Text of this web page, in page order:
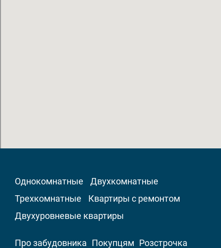
Однокомнатные
Двухкомнатные
Трехкомнатные
Квартиры с ремонтом
Двухуровневые квартиры
Про забудовника Покупцям Розстрочка